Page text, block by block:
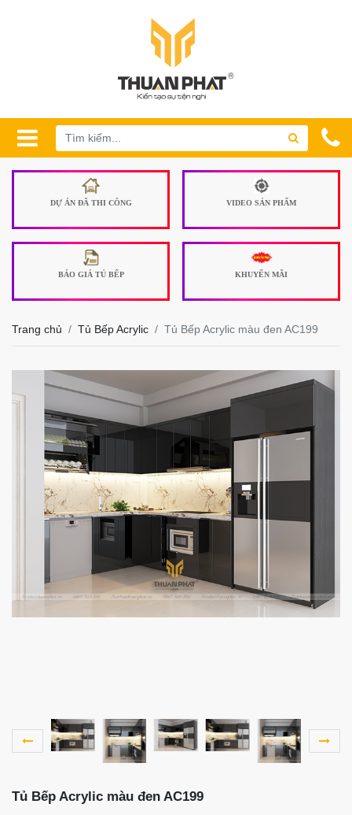
DỰ ÁN ĐÃ THI CÔNG VIDEO SẢN PHẨM
BÁO GIÁ TỦ BẾP KHUYẾN MÃI
Trang chủ Tủ Bếp Acrylic Tủ Bếp Acrylic màu đen AC199
Tủ Bếp Acrylic màu đen AC199